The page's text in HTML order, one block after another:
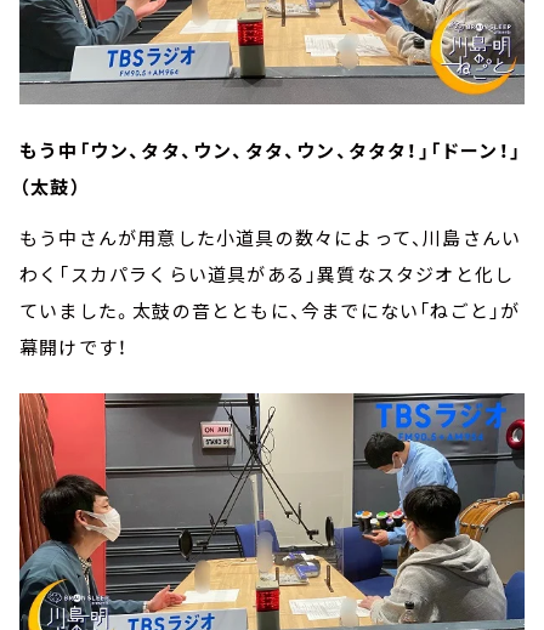
もう中「ウン、タタ、ウン、タタ、ウン、タタタ！」「ドーン！」
（太鼓）
もう中さんが用意した小道具の数々によって、川島さんい
わく「スカパラくらい道具がある」異質なスタジオと化し
ていました。太鼓の音とともに、今までにない「ねごと」が
幕開けです！